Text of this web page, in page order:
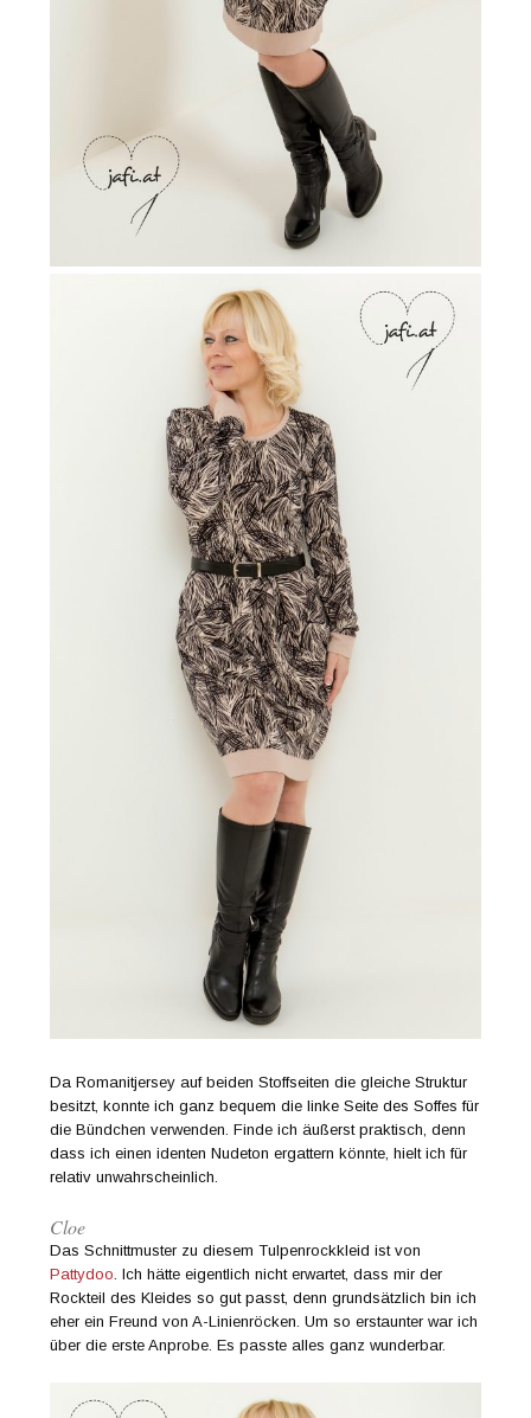
Da Romanitjersey auf beiden Stoffseiten die gleiche Struktur
besitzt, konnte ich ganz bequem die linke Seite des Soffes für
die Bündchen verwenden. Finde ich äußerst praktisch, denn
dass ich einen identen Nudeton ergattern könnte, hielt ich für
relativ unwahrscheinlich.
Cloe
Das Schnittmuster zu diesem Tulpenrockkleid ist von
Pattydoo . Ich hätte eigentlich nicht erwartet, dass mir der
Rockteil des Kleides so gut passt, denn grundsätzlich bin ich
eher ein Freund von A-Linienröcken. Um so erstaunter war ich
über die erste Anprobe. Es passte alles ganz wunderbar.